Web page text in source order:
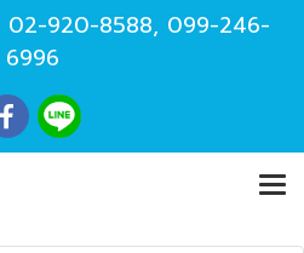
02-920-8588, 099-246-
6996